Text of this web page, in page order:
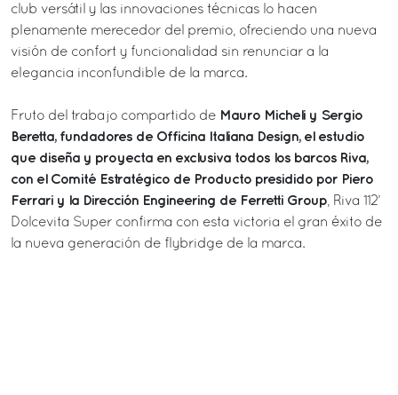
club versátil y las innovaciones técnicas lo hacen
plenamente merecedor del premio, ofreciendo una nueva
visión de confort y funcionalidad sin renunciar a la
elegancia inconfundible de la marca.
Fruto del trabajo compartido de Mauro Micheli y Sergio
Beretta, fundadores de Officina Italiana Design, el estudio
que diseña y proyecta en exclusiva todos los barcos Riva,
con el Comité Estratégico de Producto presidido por Piero
Ferrari y la Dirección Engineering de Ferretti Group , Riva 112’
Dolcevita Super confirma con esta victoria el gran éxito de
la nueva generación de flybridge de la marca.